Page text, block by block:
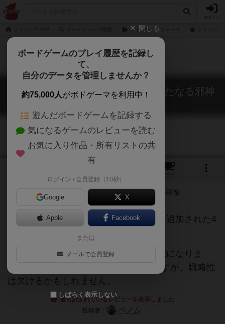
クトゥルフ・ウォーズ
クトゥルフ・ウォーズ：大拡張 新たなる邪神
Cthulhu Wars: Super Faction Box
カフェ
基本セットの4陣営も個性的でしたが、追加された4
陣営は更に際立った能力な気がします。
この拡張により最大8人で遊ぶ事が可能になりま
す。盤上がカオスで見た目は楽しいですが、戦略性
は欠けるかもしれません。
最も読まれているレビューを表示しました
投稿者：
ベノム
閉じる
ボードゲームのプレイ履歴を記録し
て、
自分のデータを管理しませんか？
約75,000人がボドゲーマを利用中！
遊んだボードゲームを記録する
気になるゲームのレビューを読む
お気に入り作品・所有リストの共
有
ログイン / 会員登録（10秒）
Google X
Apple Facebook
または
メールで会員登録
しばらく表示しない